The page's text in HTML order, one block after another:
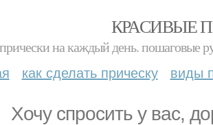
КРАСИВЫЕ
прически на каждый день. пошаговые
как сделать прическу виды
Хочу спросить у вас,